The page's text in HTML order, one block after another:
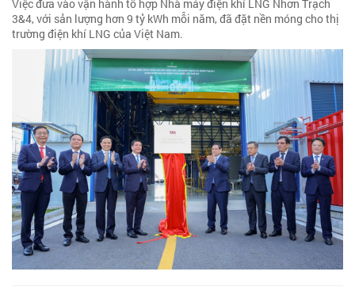
Việc đưa vào vận hành tổ hợp Nhà máy điện khí LNG Nhơn Trạch
3&4, với sản lượng hơn 9 tỷ kWh mỗi năm, đã đặt nền móng cho thị
trường điện khí LNG của Việt Nam.